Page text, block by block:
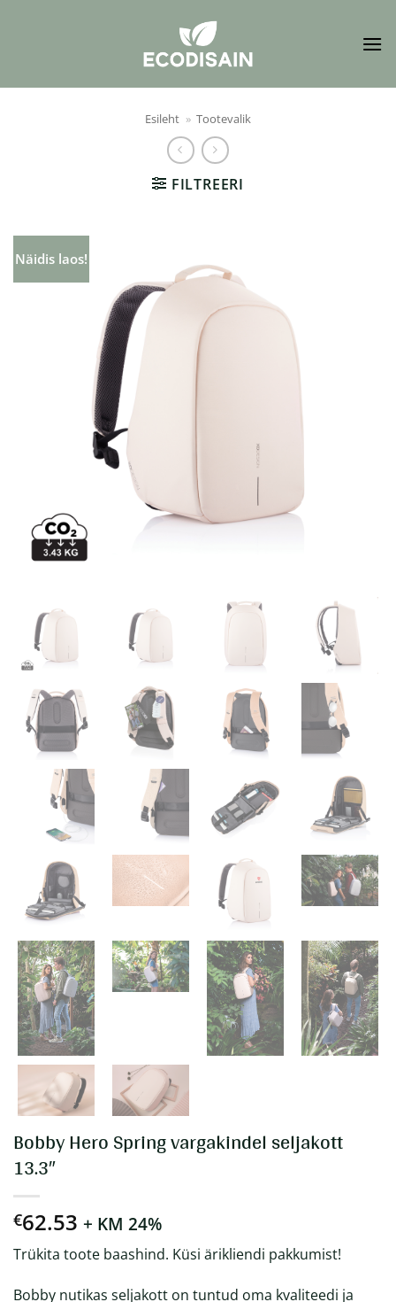
Esileht » Tootevalik
FILTREERI
Näidis laos!
Bobby Hero Spring vargakindel seljakott
13.3″
€62.53 + KM 24%
Trükita toote baashind. Küsi ärikliendi pakkumist!
Bobby nutikas seljakott on tuntud oma kvaliteedi ja